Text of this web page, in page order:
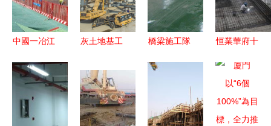
中國一冶江
榮膺武漢
市“文明施
工較好工
灰土地基工
的條件與要
求
橋梁施工隊
工程施工的
核心考量
恒業華府十
5、6號樓順
利建至第七
層